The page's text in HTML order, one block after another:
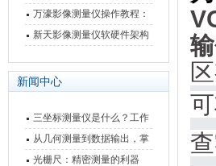
仪技术规格与应用解析
万濠影像测量仪操作教程：
从开机到出报告，新手也能
新天影像测量仪软硬件架构
新闻中心
三坐标测量仪是什么？工作
原理、分类与核心功能一次
讲清
从几何测量到数据输出，掌
握万濠影像测量仪的六大核
光栅尺：精密测量的利器
输